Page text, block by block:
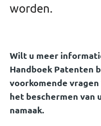
worden.
Wilt u meer
Handboek Patenten
voorkomende
het beschermen van
namaak.